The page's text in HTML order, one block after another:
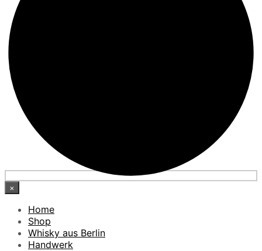
×
Home
Shop
Whisky aus Berlin
Handwerk